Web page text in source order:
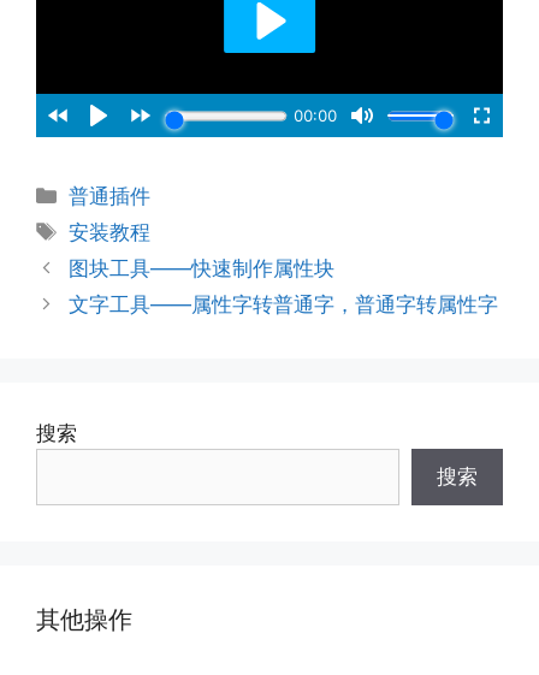
分
类
普通插件
标
签
安装教程
图块工具——快速制作属性块
文字工具——属性字转普通字，普通字转属性字
搜索
搜索
其他操作